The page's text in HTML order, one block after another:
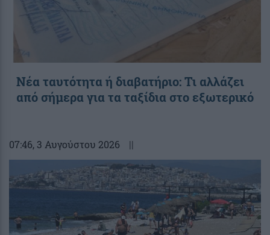
Νέα ταυτότητα ή διαβατήριο: Τι αλλάζει
από σήμερα για τα ταξίδια στο εξωτερικό
07:46, 3 Αυγούστου 2026 ||